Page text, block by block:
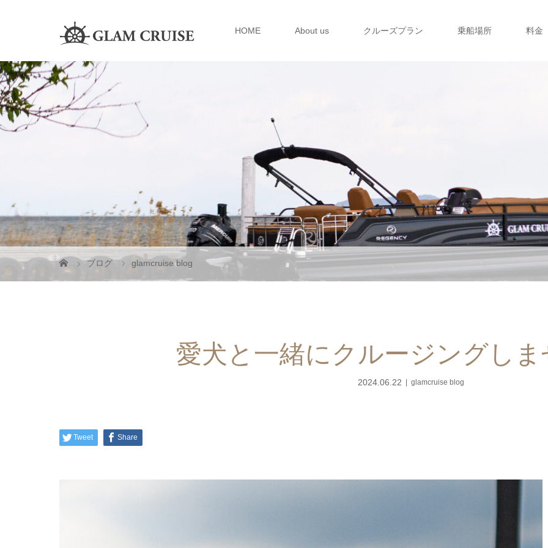
HOME About us クルーズプラン 乗船場所 料金
ブログ glamcruise blog
愛犬と一緒にクルージングし
2024.06.22 glamcruise blog
Tweet Share